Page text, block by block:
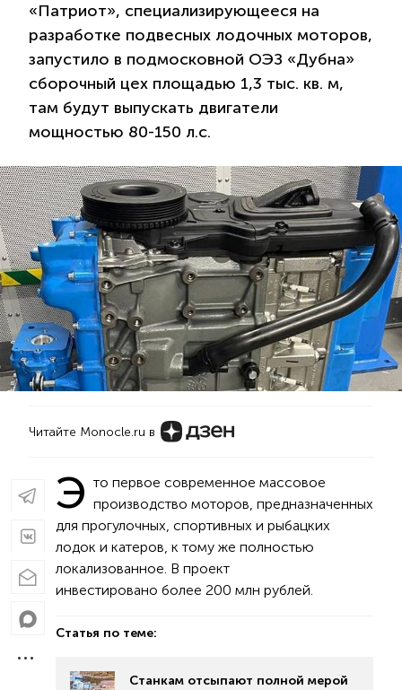
«Патриот», специализирующееся на
разработке подвесных лодочных моторов,
запустило в подмосковной ОЭЗ «Дубна»
сборочный цех площадью 1,3 тыс. кв. м,
там будут выпускать двигатели
мощностью 80-150 л.с.
Читайте Monocle.ru в
Э то первое современное массовое
производство моторов, предназначенных
для прогулочных, спортивных и рыбацких
лодок и катеров, к тому же полностью
локализованное. В проект
инвестировано более 200 млн рублей.
Статья по теме:
Станкам отсыпают полной мерой